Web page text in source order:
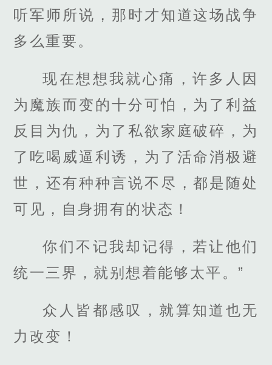
听军师所说，那时才知道这场战争
多么重要。
现在想想我就心痛，许多人因
为魔族而变的十分可怕，为了利益
反目为仇，为了私欲家庭破碎，为
了吃喝威逼利诱，为了活命消极避
世，还有种种言说不尽，都是随处
可见，自身拥有的状态！
你们不记我却记得，若让他们
统一三界，就别想着能够太平。”
众人皆都感叹，就算知道也无
力改变！